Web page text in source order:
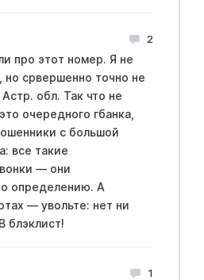
2
про этот номер. Я не
но срвершенно точно не
обл. Так что не
очередного гбанка,
с большой
все такие
— они
определению. А
— увольте: нет ни
блэклиcт!
1